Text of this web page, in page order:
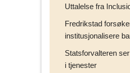
Uttalelse fra
Fredrikstad
institusjonalisere
Statsforvalteren
i tjenester